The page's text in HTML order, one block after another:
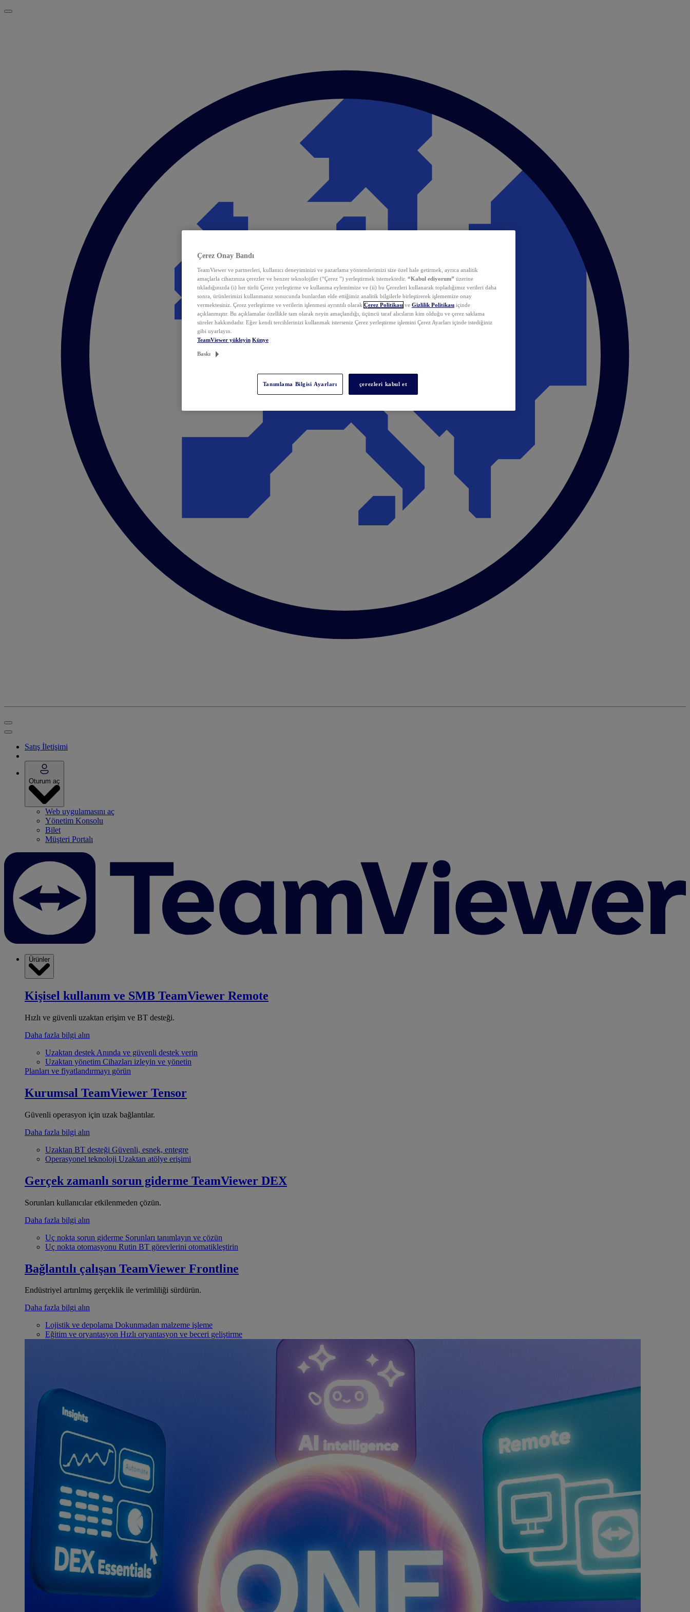
Satış İletişimi
Oturum aç
Web uygulamasını aç
Yönetim Konsolu
Bilet
Müşteri Portalı
Ürünler
Kişisel kullanım ve SMB TeamViewer Remote
Hızlı ve güvenli uzaktan erişim ve BT desteği.
Daha fazla bilgi alın
Uzaktan destek Anında ve güvenli destek verin
Uzaktan yönetim Cihazları izleyin ve yönetin
Planları ve fiyatlandırmayı görün
Kurumsal TeamViewer Tensor
Güvenli operasyon için uzak bağlantılar.
Daha fazla bilgi alın
Uzaktan BT desteği Güvenli, esnek, entegre
Operasyonel teknoloji Uzaktan atölye erişimi
Gerçek zamanlı sorun giderme TeamViewer DEX
Sorunları kullanıcılar etkilenmeden çözün.
Daha fazla bilgi alın
Uç nokta sorun giderme Sorunları tanımlayın ve çözün
Uç nokta otomasyonu Rutin BT görevlerini otomatikleştirin
Bağlantılı çalışan TeamViewer Frontline
Endüstriyel artırılmış gerçeklik ile verimliliği sürdürün.
Daha fazla bilgi alın
Lojistik ve depolama Dokunmadan malzeme işleme
Eğitim ve oryantasyon Hızlı oryantasyon ve beceri geliştirme
Çerez Onay Bandı
TeamViewer ve partnerleri, kullanıcı deneyiminizi ve pazarlama yöntemlerimizi size özel hale getirmek, ayrıca analitik
amaçlarla cihazınıza çerezler ve benzer teknolojiler (“Çerez ”) yerleştirmek istemektedir. “Kabul ediyorum” üzerine
tıkladığınızda (i) her türlü Çerez yerleştirme ve kullanma eylemimize ve (ii) bu Çerezleri kullanarak topladığımız verileri daha
sonra, ürünlerimizi kullanmanız sonucunda bunlardan elde ettiğimiz analitik bilgilerle birleştirerek işlememize onay
vermektesiniz. Çerez yerleştirme ve verilerin işlenmesi ayrıntılı olarak Çerez Politikası ve Gizlilik Politikası içinde
açıklanmıştır. Bu açıklamalar özellikle tam olarak neyin amaçlandığı, üçüncü taraf alıcıların kim olduğu ve çerez saklama
süreler hakkındadır. Eğer kendi tercihlerinizi kullanmak isterseniz Çerez yerleştirme işlemini Çerez Ayarları içinde istediğiniz
gibi uyarlayın.
TeamViewer yükleyin Künye
Baskı
Tanımlama Bilgisi Ayarları çerezleri kabul et